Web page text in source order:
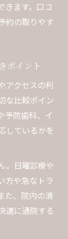
間比較
コツ
とは
法
ぶ方法
れ解説
びの基準
利用術
違い
コツ
す方法
しない工
きます。口コ
約の取りやす
ポイント
アクセスの利
な比較ポイン
予防歯科、イ
しているかを
。日曜診療や
方や急なトラ
た、院内の清
適に通院する